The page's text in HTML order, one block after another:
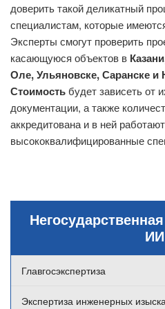
ИИ
Главгосэкспертиза
Экспертиза инженерных
доверить такой деликатный
специалистам, которые
Эксперты смогут проверить
касающуюся объектов в
Оле, Ульяновске, Саранске
Стоимость будет зависеть от
документации, а также
аккредитована и в ней
высококвалифицированные